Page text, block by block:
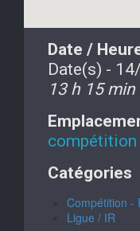
Date /
Date(s) -
13 h 15
compétition
Catégories
Compétition -
Ligue / IR